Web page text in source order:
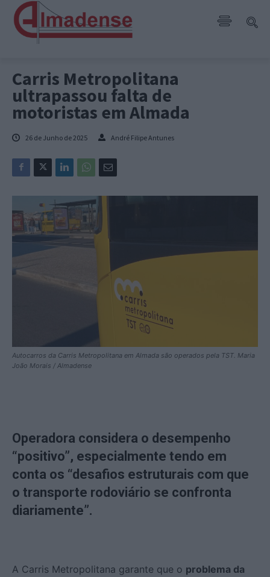
Carris Metropolitana
ultrapassou falta de
motoristas em Almada
26 de Junho de 2025 André Filipe Antunes
Autocarros da Carris Metropolitana em Almada são operados pela TST. Maria
João Morais / Almadense
Operadora considera o desempenho
“positivo”, especialmente tendo em
conta os “desafios estruturais com que
o transporte rodoviário se confronta
diariamente”.
A Carris Metropolitana garante que o problema da